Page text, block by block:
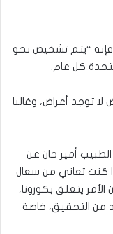
فإنه “يتم تشخيص نحو
توجد أعراض، وغالبا
أمير خان عن
كنت تعاني من سعال
أن الأمر يتعلق بكورونا،
من التحقيق، خاصة